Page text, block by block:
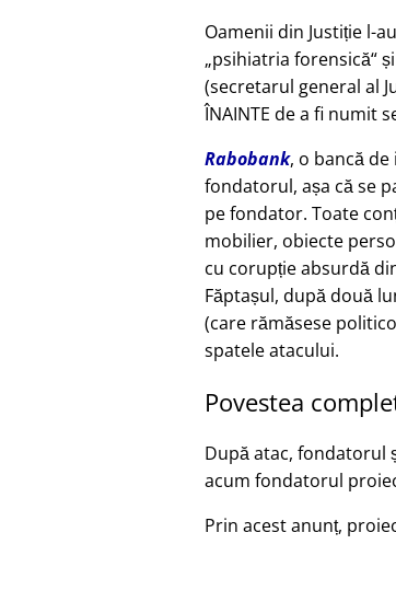
Oamenii din Justiție l-
psihiatria forensică
(secretarul general al
ÎNAINTE de a fi numit
Rabobank, o bancă
fondatorul, așa că se
pe fondator. Toate
mobilier, obiecte
cu corupție absurdă
Făptașul, după două
(care rămăsese
spatele atacului.
Povestea
După atac, fondatorul
acum fondatorul
Prin acest anunț,